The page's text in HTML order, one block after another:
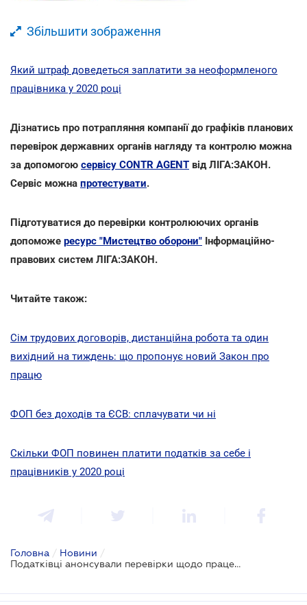
Збільшити зображення
Який штраф доведеться заплатити за неоформленого
працівника у 2020 році
Дізнатись про потрапляння компанії до графіків планових
перевірок державних органів нагляду та контролю можна
за допомогою сервісу CONTR AGENT від ЛІГА:ЗАКОН.
Сервіс можна протестувати.
Підготуватися до перевірки контролюючих органів
допоможе ресурс "Мистецтво оборони" Інформаційно-
правових систем ЛІГА:ЗАКОН.
Читайте також:
Сім трудових договорів, дистанційна робота та один
вихідний на тиждень: що пропонує новий Закон про
працю
ФОП без доходів та ЄСВ: сплачувати чи ні
Скільки ФОП повинен платити податків за себе і
працівників у 2020 році
Головна / Новини /
Податківці анонсували перевірки щодо працевлаштування найманих працівників